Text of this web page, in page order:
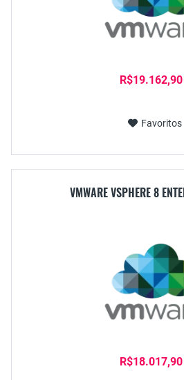
Favoritos
VMWARE VSPHERE 8